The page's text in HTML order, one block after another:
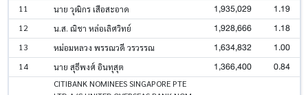
11 นาย วุฒิกร เสือสะอาด 1,935,029 1.19
12 น.ส. ณิชา หล่อเลิศวิทย์ 1,928,666 1.18
13 หม่อมหลวง พรรณวดี วรวรรณ 1,634,832 1.00
14 นาย สุธีพงศ์ อินทุสุต 1,366,400 0.84
CITIBANK NOMINEES SINGAPORE PTE